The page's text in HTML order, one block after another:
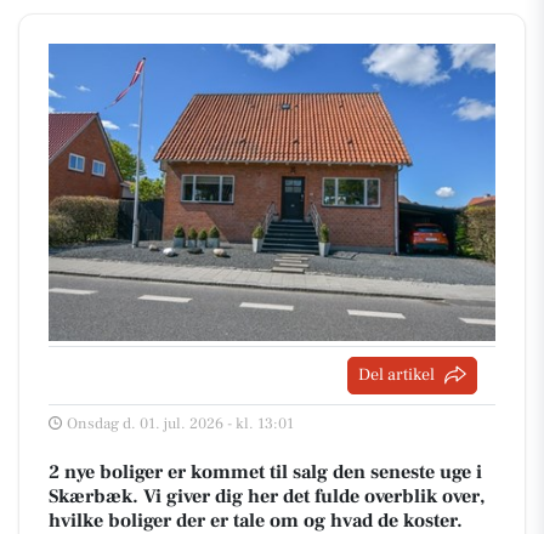
Del artikel
Onsdag d. 01. jul. 2026 - kl. 13:01
2 nye boliger er kommet til salg den seneste uge i
Skærbæk. Vi giver dig her det fulde overblik over,
hvilke boliger der er tale om og hvad de koster.